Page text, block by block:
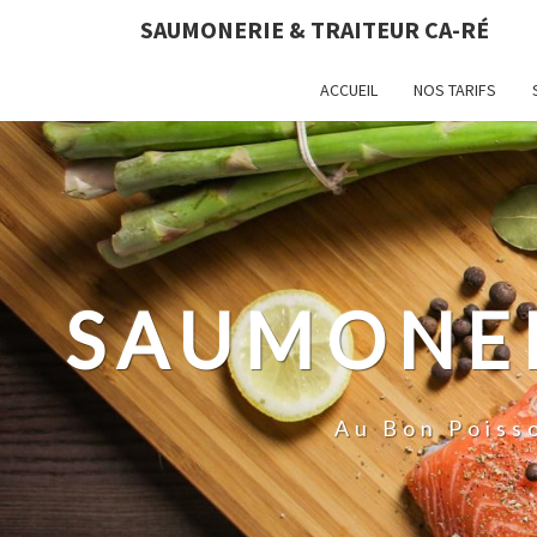
SAUMONERIE & TRAITEUR CA-RÉ
ACCUEIL NOS TARIFS
Au Bon